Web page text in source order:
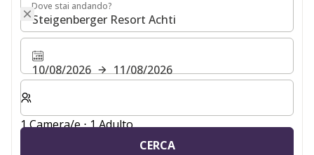
Dove stai andando?
Dove stai andando?
10/08/2026
11/08/2026
Selezionare il numero di camere e di ospiti per il
1 Camera/e ⋅ 1 Adulto
CERCA